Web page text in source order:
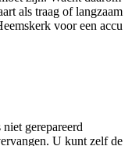
als traag of langzaam
voor een accu
gerepareerd
U kunt zelf de